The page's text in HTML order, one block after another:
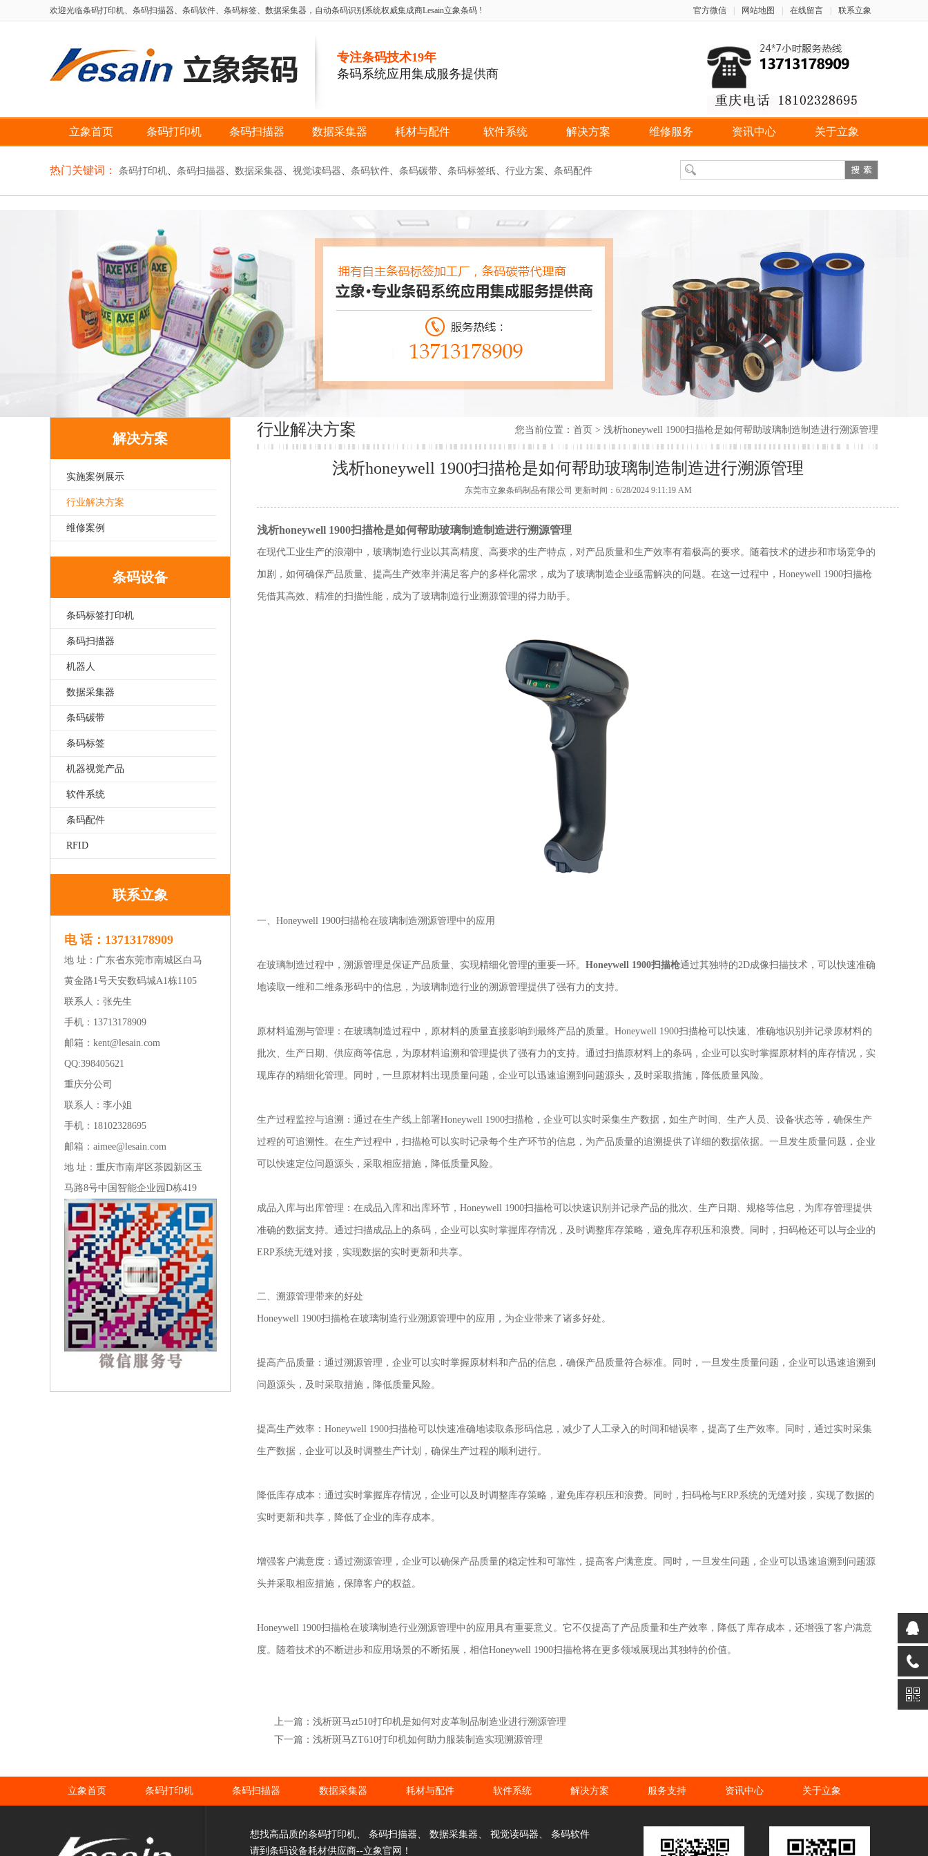
欢迎光临条码打印机、条码扫描器、条码软件、条码标签、数据采集器，自动条码识别系统权威集成商Lesain立象条码 ! 官方微信 网站地图 在线留言 联系立象
专注条码技术19年
条码系统应用集成服务提供商
立象首页 条码打印机 条码扫描器 数据采集器 耗材与配件 软件系统 解决方案 维修服务 资讯中心 关于立象
热门关键词： 条码打印机、 条码扫描器、 数据采集器、 视觉读码器、 条码软件、 条码碳带、 条码标签纸、 行业方案、 条码配件
解决方案
实施案例展示
行业解决方案
维修案例
条码设备
条码标签打印机
条码扫描器
机器人
数据采集器
条码碳带
条码标签
机器视觉产品
软件系统
条码配件
RFID
联系立象
电 话：13713178909
地 址：广东省东莞市南城区白马
黄金路1号天安数码城A1栋1105
联系人：张先生
手机：13713178909
邮箱：kent@lesain.com
QQ:398405621
重庆分公司
联系人：李小姐
手机：18102328695
邮箱：aimee@lesain.com
地 址：重庆市南岸区茶园新区玉
马路8号中国智能企业园D栋419
行业解决方案 您当前位置： 首页 > 浅析honeywell 1900扫描枪是如何帮助玻璃制造制造进行溯源管理
浅析honeywell 1900扫描枪是如何帮助玻璃制造制造进行溯源管理
东莞市立象条码制品有限公司 更新时间：6/28/2024 9:11:19 AM
浅析honeywell 1900扫描枪是如何帮助玻璃制造制造进行溯源管理
在现代工业生产的浪潮中，玻璃制造行业以其高精度、高要求的生产特点，对产品质量和生产效率有着极高的要求。随着技术的进步和市场竞争的
加剧，如何确保产品质量、提高生产效率并满足客户的多样化需求，成为了玻璃制造企业亟需解决的问题。在这一过程中，Honeywell 1900扫描枪
凭借其高效、精准的扫描性能，成为了玻璃制造行业溯源管理的得力助手。
一、Honeywell 1900扫描枪在玻璃制造溯源管理中的应用
在玻璃制造过程中，溯源管理是保证产品质量、实现精细化管理的重要一环。 Honeywell 1900扫描枪通过其独特的2D成像扫描技术，可以快速准确
地读取一维和二维条形码中的信息，为玻璃制造行业的溯源管理提供了强有力的支持。
原材料追溯与管理：在玻璃制造过程中，原材料的质量直接影响到最终产品的质量。Honeywell 1900扫描枪可以快速、准确地识别并记录原材料的
批次、生产日期、供应商等信息，为原材料追溯和管理提供了强有力的支持。通过扫描原材料上的条码，企业可以实时掌握原材料的库存情况，实
现库存的精细化管理。同时，一旦原材料出现质量问题，企业可以迅速追溯到问题源头，及时采取措施，降低质量风险。
生产过程监控与追溯：通过在生产线上部署Honeywell 1900扫描枪，企业可以实时采集生产数据，如生产时间、生产人员、设备状态等，确保生产
过程的可追溯性。在生产过程中，扫描枪可以实时记录每个生产环节的信息，为产品质量的追溯提供了详细的数据依据。一旦发生质量问题，企业
可以快速定位问题源头，采取相应措施，降低质量风险。
成品入库与出库管理：在成品入库和出库环节，Honeywell 1900扫描枪可以快速识别并记录产品的批次、生产日期、规格等信息，为库存管理提供
准确的数据支持。通过扫描成品上的条码，企业可以实时掌握库存情况，及时调整库存策略，避免库存积压和浪费。同时，扫码枪还可以与企业的
ERP系统无缝对接，实现数据的实时更新和共享。
二、溯源管理带来的好处
Honeywell 1900扫描枪在玻璃制造行业溯源管理中的应用，为企业带来了诸多好处。
提高产品质量：通过溯源管理，企业可以实时掌握原材料和产品的信息，确保产品质量符合标准。同时，一旦发生质量问题，企业可以迅速追溯到
问题源头，及时采取措施，降低质量风险。
提高生产效率：Honeywell 1900扫描枪可以快速准确地读取条形码信息，减少了人工录入的时间和错误率，提高了生产效率。同时，通过实时采集
生产数据，企业可以及时调整生产计划，确保生产过程的顺利进行。
降低库存成本：通过实时掌握库存情况，企业可以及时调整库存策略，避免库存积压和浪费。同时，扫码枪与ERP系统的无缝对接，实现了数据的
实时更新和共享，降低了企业的库存成本。
增强客户满意度：通过溯源管理，企业可以确保产品质量的稳定性和可靠性，提高客户满意度。同时，一旦发生问题，企业可以迅速追溯到问题源
头并采取相应措施，保障客户的权益。
Honeywell 1900扫描枪在玻璃制造行业溯源管理中的应用具有重要意义。它不仅提高了产品质量和生产效率，降低了库存成本，还增强了客户满意
度。随着技术的不断进步和应用场景的不断拓展，相信Honeywell 1900扫描枪将在更多领域展现出其独特的价值。
上一篇：浅析斑马zt510打印机是如何对皮革制品制造业进行溯源管理
下一篇：浅析斑马ZT610打印机如何助力服装制造实现溯源管理
立象首页 条码打印机 条码扫描器 数据采集器 耗材与配件 软件系统 解决方案 服务支持 资讯中心 关于立象
想找高品质的条码打印机、 条码扫描器、 数据采集器、 视觉读码器、
条码软件
请到条码设备耗材供应商--立象官网！